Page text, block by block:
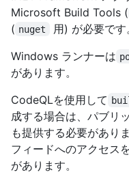
Microsoft Build Tools (
( nuget
用) が必要です
Windows ランナーは
があります。
CodeQLを使用して
成する場合は、パブリ
も提供する必要があり
フィードへのアクセス
があります。